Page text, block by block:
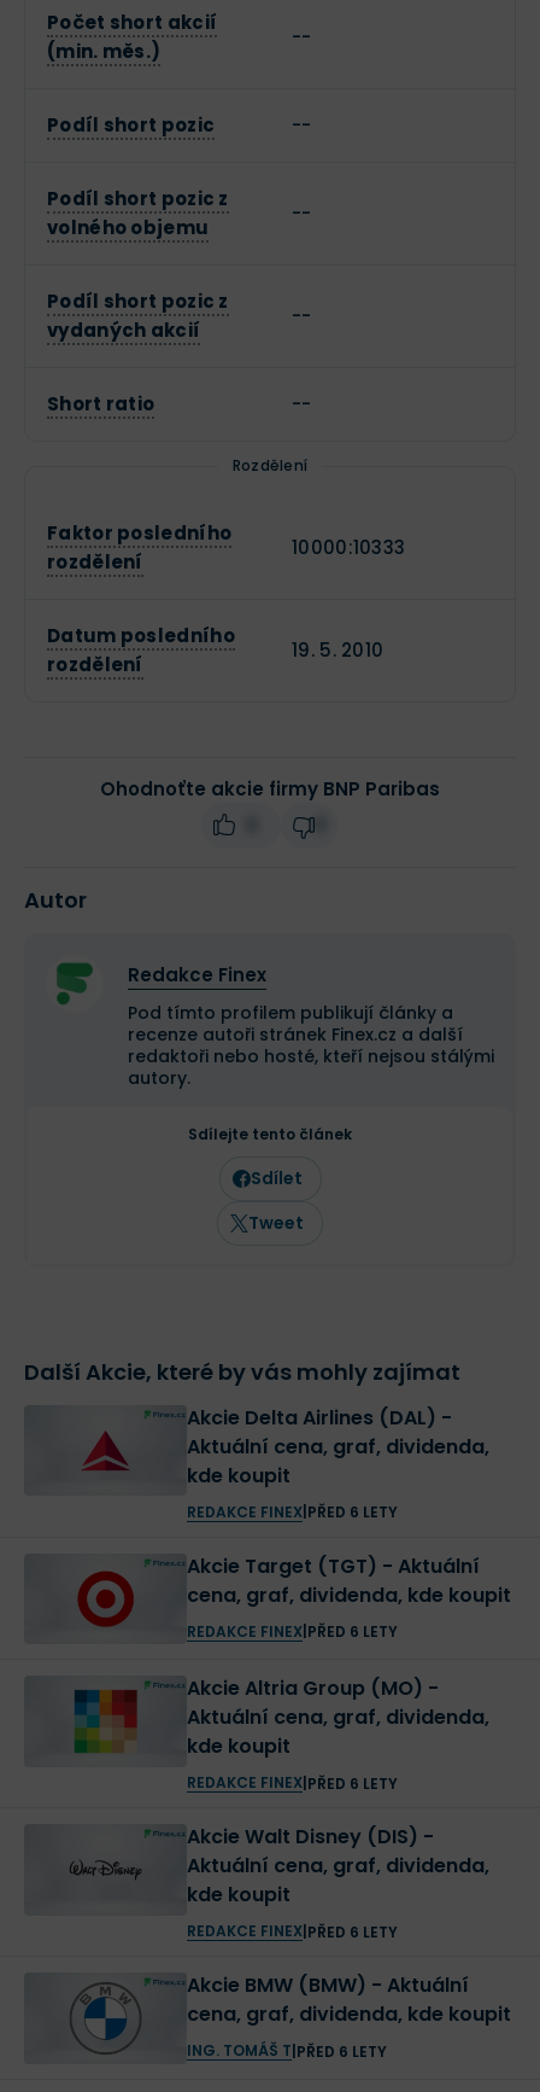
Počet short akcií
(min. měs.)
--
Podíl short pozic --
Podíl short pozic z
volného objemu
--
Podíl short pozic z
vydaných akcií
--
Short ratio --
Rozdělení
Faktor posledního
rozdělení
10000:10333
Datum posledního
rozdělení
19. 5. 2010
Ohodnoťte akcie firmy BNP Paribas
Autor
Redakce Finex
Pod tímto profilem publikují články a
recenze autoři stránek Finex.cz a další
redaktoři nebo hosté, kteří nejsou stálými
autory.
Sdílejte tento článek
Sdílet
Tweet
Další Akcie, které by vás mohly zajímat
Akcie Delta Airlines (DAL) -
Aktuální cena, graf, dividenda,
kde koupit
REDAKCE FINEX| PŘED 6 LETY
Akcie Target (TGT) - Aktuální
cena, graf, dividenda, kde koupit
REDAKCE FINEX| PŘED 6 LETY
Akcie Altria Group (MO) -
Aktuální cena, graf, dividenda,
kde koupit
REDAKCE FINEX| PŘED 6 LETY
Akcie Walt Disney (DIS) -
Aktuální cena, graf, dividenda,
kde koupit
REDAKCE FINEX| PŘED 6 LETY
Akcie BMW (BMW) - Aktuální
cena, graf, dividenda, kde koupit
ING. TOMÁŠ T PŘED 6 LETY